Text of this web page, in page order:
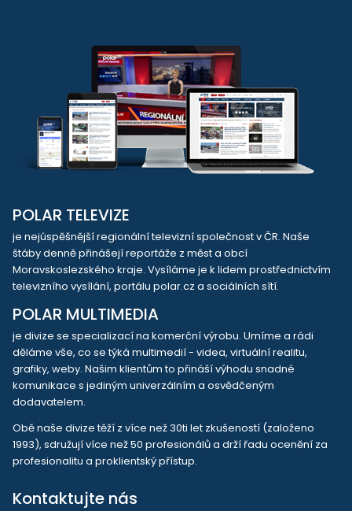
POLAR TELEVIZE
je nejúspěšnější regionální televizní společnost v ČR. Naše
štáby denně přinášejí reportáže z měst a obcí
Moravskoslezského kraje. Vysíláme je k lidem prostřednictvím
televizního vysílání, portálu polar.cz a sociálních sítí.
POLAR MULTIMEDIA
je divize se specializací na komerční výrobu. Umíme a rádi
děláme vše, co se týká multimedií - videa, virtuální realitu,
grafiky, weby. Našim klientům to přináší výhodu snadné
komunikace s jediným univerzálním a osvědčeným
dodavatelem.
Obě naše divize těží z více než 30ti let zkušeností (založeno
1993), sdružují více než 50 profesionálů a drží řadu ocenění za
profesionalitu a proklientský přístup.
Kontaktujte nás